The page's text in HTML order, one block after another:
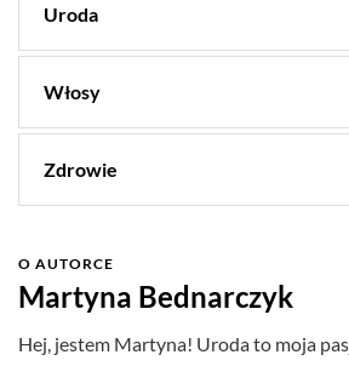
Uroda
Włosy
Zdrowie
O AUTORCE
Martyna Bednarczyk
Hej, jestem Martyna! Uroda to moja